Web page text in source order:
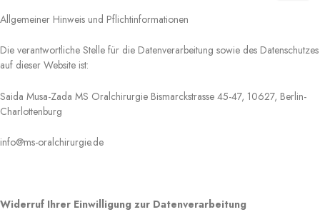
Allgemeiner Hinweis und Pflichtinformationen
Die verantwortliche Stelle für die Datenverarbeitung sowie des Datenschutzes
auf dieser Website ist:
Saida Musa-Zada MS Oralchirurgie Bismarckstrasse 45-47, 10627, Berlin-
Charlottenburg
info@ms-oralchirurgie.de
Widerruf Ihrer Einwilligung zur Datenverarbeitung